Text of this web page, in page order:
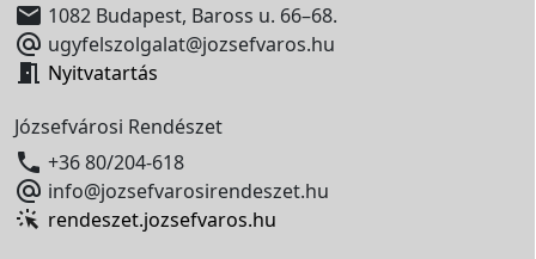
 1082 Budapest, Baross u. 66–68.
 ugyfelszolgalat@jozsefvaros.hu
 Nyitvatartás
Józsefvárosi Rendészet
 +36 80/204-618
 info@jozsefvarosirendeszet.hu
rendeszet.jozsefvaros.hu